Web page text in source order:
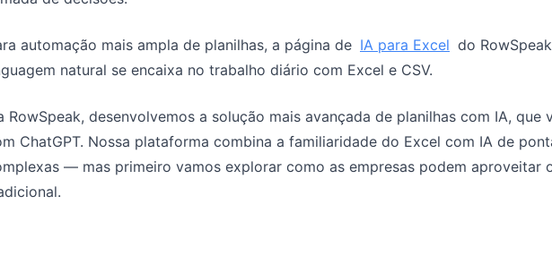
entregas e estado.
Análises
Dashboards, revisões de KPI e análises
perguntas e aprenda com outros
utilizadores.
automação mais ampla de planilhas, a página de IA para Excel do
natural se encaixa no trabalho diário com Excel e CSV.
RowSpeak, desenvolvemos a solução mais avançada de planilhas com IA, que
ChatGPT. Nossa plataforma combina a familiaridade do Excel com IA de
— mas primeiro vamos explorar como as empresas podem aproveitar